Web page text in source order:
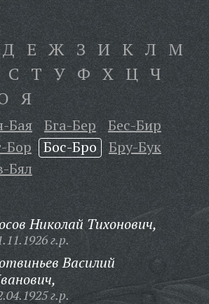
Д Е Ж З И К Л М
С Т У Ф Х Ц Ч
Я
Бая Бга-Бер
Бес-Бир
Бор Бос-Бро
Бру-Бук
Бял
Николай Тихонович,
г.р.
Василий
г.р.